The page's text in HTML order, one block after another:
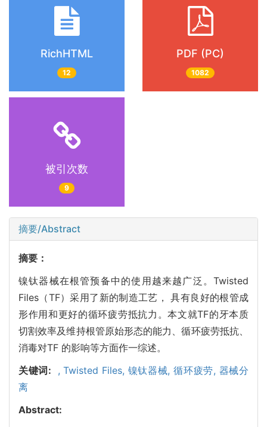
RichHTML
12
PDF (PC)
1082
被引次数
9
摘要/Abstract
摘要：
镍钛器械在根管预备中的使用越来越广泛。Twisted
Files（TF）采用了新的制造工艺， 具有良好的根管成
形作用和更好的循环疲劳抵抗力。本文就TF的牙本质
切割效率及维持根管原始形态的能力、循环疲劳抵抗、
消毒对TF 的影响等方面作一综述。
关键词:
,Twisted Files, 镍钛器械,循环疲劳, 器械分
离
Abstract: